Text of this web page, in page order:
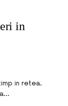
in
in retea.